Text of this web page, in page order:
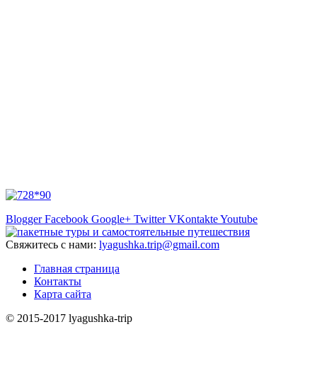
Blogger Facebook Google+ Twitter VKontakteYoutube
Свяжитесь с нами: lyagushka.trip@gmail.com
Главная страница
Контакты
Карта сайта
© 2015-2017 lyagushka-trip